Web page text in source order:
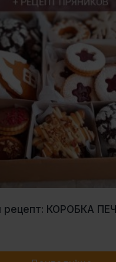
рецепт: КОРОБКА